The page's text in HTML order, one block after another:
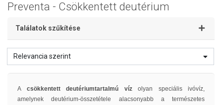
Preventa - Csökkentett deutérium
Találatok szűkítése
Relevancia szerint
A csökkentett deutériumtartalmú vízolyan speciális ivóvíz,
amelynek deutérium-összetétele alacsonyabb a természetes